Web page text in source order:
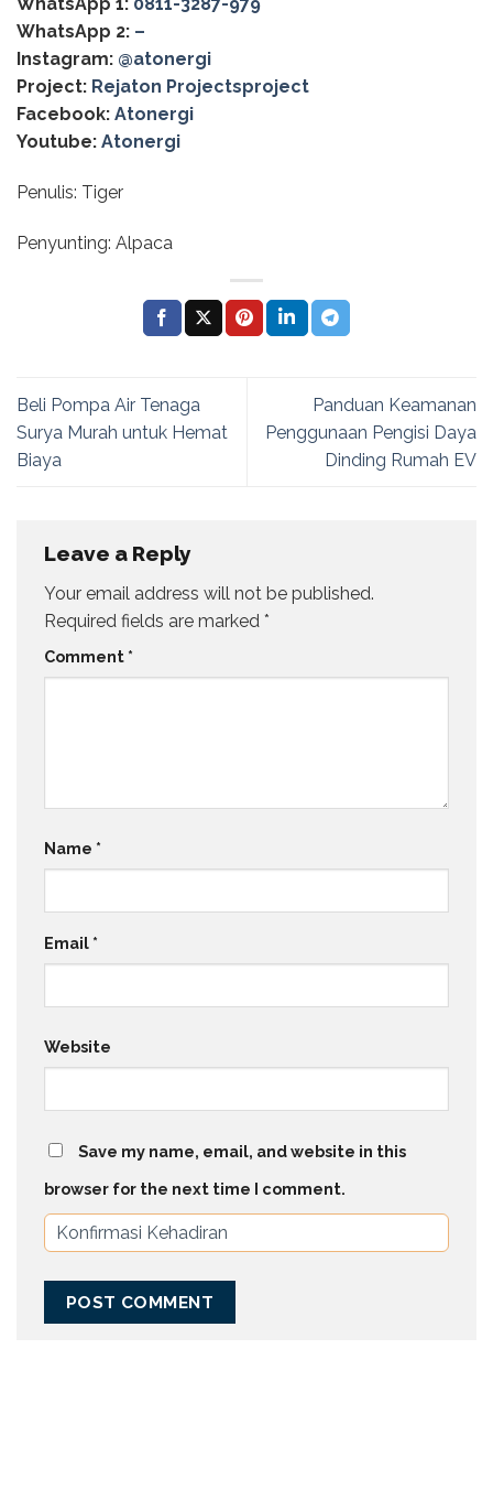
WhatsApp 2: –
Instagram: @‌atonergi
Project: Rejaton Projectsproject
Facebook: Atonergi
Youtube: Atonergi
Penulis: Tiger
Penyunting: Alpaca
Beli Pompa Air Tenaga
Surya Murah untuk Hemat
Biaya
Panduan Keamanan
Penggunaan Pengisi Daya
Dinding Rumah EV
Leave a Reply
Your email address will not be published.
Required fields are marked *
Comment *
Name *
Email *
Website
Save my name, email, and website in this
browser for the next time I comment.